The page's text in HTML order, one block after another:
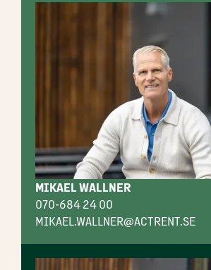
MIKAEL WALLNER
070-684 24 00
MIKAEL.WALLNER@ACTRENT.SE